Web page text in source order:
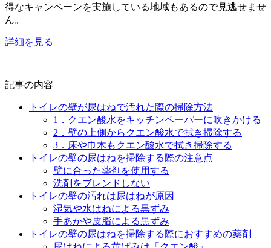
得なキャンペーンを実施している地域もあるので見逃せませ
ん。
詳細を見る
記事の内容
トイレの壁が尿はねで汚れた際の掃除方法
1．クエン酸水をキッチンペーパーに吹きかける
2．壁の上側からクエン酸水で拭き掃除する
3．床や巾木もクエン酸水で拭き掃除する
トイレの壁の尿はねを掃除する際の注意点
壁に合った薬剤を使用する
洗剤をブレンドしない
トイレの壁の汚れは尿はねが原因
湿気や水はねによる黒ずみ
手あかや皮脂による黒ずみ
トイレの壁の尿はねを掃除する際におすすめの薬剤